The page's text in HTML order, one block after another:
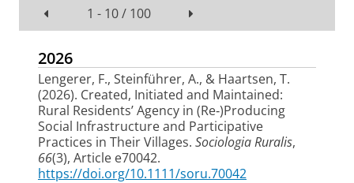
1 - 10 / 100
2026
Lengerer, F., Steinführer, A., & Haartsen, T.
(2026). Created, Initiated and Maintained:
Rural Residents’ Agency in (Re‐)Producing
Social Infrastructure and Participative
Practices in Their Villages. Sociologia Ruralis,
66(3), Article e70042.
https://doi.org/10.1111/soru.70042